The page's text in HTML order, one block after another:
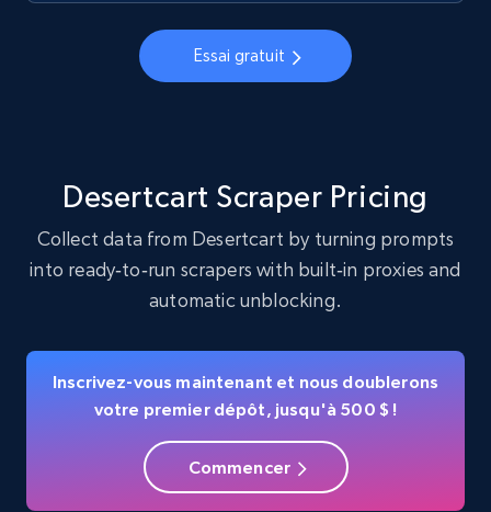
Account, Fbid, ID, Followers, Posts count, Is
business account, Is professional account, Is
Crunchbase companies information
Name, URL, ID, Cb rank, Region, About,
15.6K+ 1.6K+ Essai gratuit
Crunchbase companies information -
Essai gratuit
Desertcart Scraper Pricing
Collect data from Desertcart by turning prompts
into ready‑to‑run scrapers with built‑in proxies and
automatic unblocking.
Inscrivez-vous maintenant et nous doublerons
votre premier dépôt, jusqu'à 500 $ !
Commencer